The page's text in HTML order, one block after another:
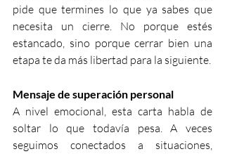
pide que termines lo que ya sabes que
necesita un cierre. No porque estés
estancado, sino porque cerrar bien una
etapa te da más libertad para la siguiente.
Mensaje de superación personal
A nivel emocional, esta carta habla de
soltar lo que todavía pesa. A veces
seguimos conectados a situaciones,